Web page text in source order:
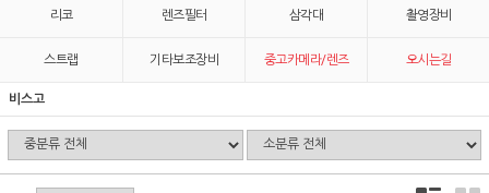
리코 렌즈필터 삼각대 촬영장비
스트랩 기타보조장비 중고카메라/렌즈 오시는길
비스고